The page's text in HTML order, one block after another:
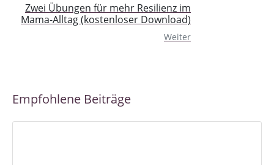
Zwei Übungen für mehr Resilienz im
Mama-Alltag (kostenloser Download)
Weiter
Empfohlene Beiträge